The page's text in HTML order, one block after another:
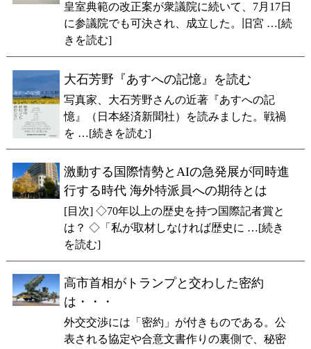
皇室典範の改正案が衆議院に続いて、7月17日
に参議院でも可決され、成立した。旧宮 …[続
きを読む]
大石芳野『あすへの記憶』を読む
写真家、大石芳野さんの近著『あすへの記
憶』（日本経済新聞社）を読みました。戦禍
を …[続きを読む]
激動する国際情勢とAIの急発展が同時進
行する時代 海外特派員への期待とは
[目次] ◇70年以上の歴史を持つ国際記者賞と
は？ ◇「私が取材しなければ歴史に …[続き
を読む]
高市首相がトランプと交わした密約
は・・・
外交交渉には「密約」が付きものである。公
表される協定や合意文書作りの裏側で、秘密